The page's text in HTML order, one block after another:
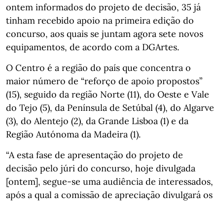
ontem informados do projeto de decisão, 35 já
tinham recebido apoio na primeira edição do
concurso, aos quais se juntam agora sete novos
equipamentos, de acordo com a DGArtes.
O Centro é a região do país que concentra o
maior número de “reforço de apoio propostos”
(15), seguido da região Norte (11), do Oeste e Vale
do Tejo (5), da Península de Setúbal (4), do Algarve
(3), do Alentejo (2), da Grande Lisboa (1) e da
Região Autónoma da Madeira (1).
“A esta fase de apresentação do projeto de
decisão pelo júri do concurso, hoje divulgada
[ontem], segue-se uma audiência de interessados,
após a qual a comissão de apreciação divulgará os